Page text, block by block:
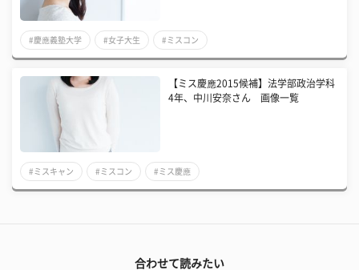
#慶應義塾大学 #女子大生 #ミスコン
【ミス慶應2015候補】法学部政治学科
4年、中川安奈さん 画像一覧
#ミスキャン #ミスコン #ミス慶應
合わせて読みたい